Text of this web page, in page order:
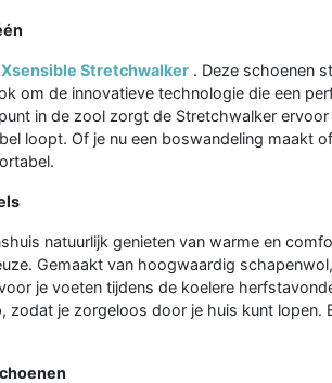
Xsensible Stretchwalker . Deze schoenen
om de innovatieve technologie die een
in de zool zorgt de Stretchwalker
loopt. Of je nu een boswandeling maakt
natuurlijk genieten van warme en
Gemaakt van hoogwaardig
je voeten tijdens de koelere
zodat je zorgeloos door je huis kunt lopen.